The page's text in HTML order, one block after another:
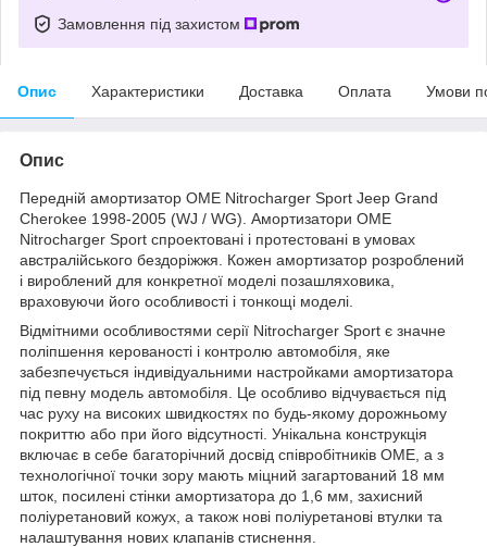
Замовлення під захистом
Опис Характеристики Доставка Оплата Умови
Опис
Передній амортизатор OME Nitrocharger Sport Jeep Grand
Cherokee 1998-2005 (WJ / WG). Амортизатори OME
Nitrocharger Sport спроектовані і протестовані в умовах
австралійського бездоріжжя. Кожен амортизатор розроблений
і вироблений для конкретної моделі позашляховика,
враховуючи його особливості і тонкощі моделі.
Відмітними особливостями серії Nitrocharger Sport є значне
поліпшення керованості і контролю автомобіля, яке
забезпечується індивідуальними настройками амортизатора
під певну модель автомобіля. Це особливо відчувається під
час руху на високих швидкостях по будь-якому дорожньому
покриттю або при його відсутності. Унікальна конструкція
включає в себе багаторічний досвід співробітників OME, а з
технологічної точки зору мають міцний загартований 18 мм
шток, посилені стінки амортизатора до 1,6 мм, захисний
поліуретановий кожух, а також нові поліуретанові втулки та
налаштування нових клапанів стиснення.